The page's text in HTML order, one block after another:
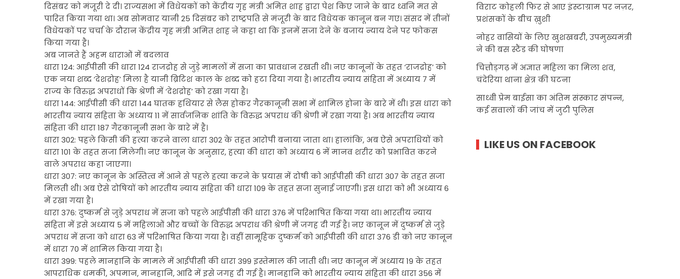
दिसंबर को मंजूरी दे दी। राज्यसभा में विधेयकों को केंद्रीय गृह मंत्री अमित शाह द्वारा पेश किए जाने के बाद ध्वनि मत से
पारित किया गया था। अब सोमवार यानी 25 दिसंबर को राष्ट्रपति से मंजूरी के बाद विधेयक कानून बन गए। संसद में तीनों
विधेयकों पर चर्चा के दौरान केंद्रीय गृह मंत्री अमित शाह ने कहा था कि इनमें सजा देने के बजाय न्याय देने पर फोकस
किया गया है।
अब जानते हैं अहम धाराओं में बदलाव
धारा 124: आईपीसी की धारा 124 राजद्रोह से जुड़े मामलों में सजा का प्रावधान रखती थी। नए कानूनों के तहत ‘राजद्रोह’ को
एक नया शब्द ‘देशद्रोह’ मिला है यानी ब्रिटिश काल के शब्द को हटा दिया गया है। भारतीय न्याय संहिता में अध्याय 7 में
राज्य के विरुद्ध अपराधों कि श्रेणी में ‘देशद्रोह’ को रखा गया है।
धारा 144: आईपीसी की धारा 144 घातक हथियार से लैस होकर गैरकानूनी सभा में शामिल होना के बारे में थी। इस धारा को
भारतीय न्याय संहिता के अध्याय 11 में सार्वजनिक शांति के विरुद्ध अपराध की श्रेणी में रखा गया है। अब भारतीय न्याय
संहिता की धारा 187 गैरकानूनी सभा के बारे में है।
धारा 302: पहले किसी की हत्या करने वाला धारा 302 के तहत आरोपी बनाया जाता था। हालांकि, अब ऐसे अपराधियों को
धारा 101 के तहत सजा मिलेगी। नए कानून के अनुसार, हत्या की धारा को अध्याय 6 में मानव शरीर को प्रभावित करने
वाले अपराध कहा जाएगा।
धारा 307: नए कानून के अस्तित्व में आने से पहले हत्या करने के प्रयास में दोषी को आईपीसी की धारा 307 के तहत सजा
मिलती थी। अब ऐसे दोषियों को भारतीय न्याय संहिता की धारा 109 के तहत सजा सुनाई जाएगी। इस धारा को भी अध्याय 6
में रखा गया है।
धारा 376: दुष्कर्म से जुड़े अपराध में सजा को पहले आईपीसी की धारा 376 में परिभाषित किया गया था। भारतीय न्याय
संहिता में इसे अध्याय 5 में महिलाओं और बच्चों के विरुद्ध अपराध की श्रेणी में जगह दी गई है। नए कानून में दुष्कर्म से जुड़े
अपराध में सजा को धारा 63 में परिभाषित किया गया है। वहीं सामूहिक दुष्कर्म को आईपीसी की धारा 376 डी को नए कानून
में धारा 70 में शामिल किया गया है।
धारा 399: पहले मानहानि के मामले में आईपीसी की धारा 399 इस्तेमाल की जाती थी। नए कानून में अध्याय 19 के तहत
आपराधिक धमकी, अपमान, मानहानि, आदि में इसे जगह दी गई है। मानहानि को भारतीय न्याय संहिता की धारा 356 में
विराट कोहली फिर से आए इंस्टाग्राम पर नज़र,
प्रशंसकों के बीच ख़ुशी
नोहर वासियों के लिए खुशखबरी, उपमुख्यमंत्री
ने की बस स्टैंड की घोषणा
चित्तौड़गढ़ में अज्ञात महिला का मिला शव,
चंदेरिया थाना क्षेत्र की घटना
साध्वी प्रेम बाईसा का अंतिम संस्कार संपन्न,
कई सवालों की जांच में जुटी पुलिस
LIKE US ON FACEBOOK